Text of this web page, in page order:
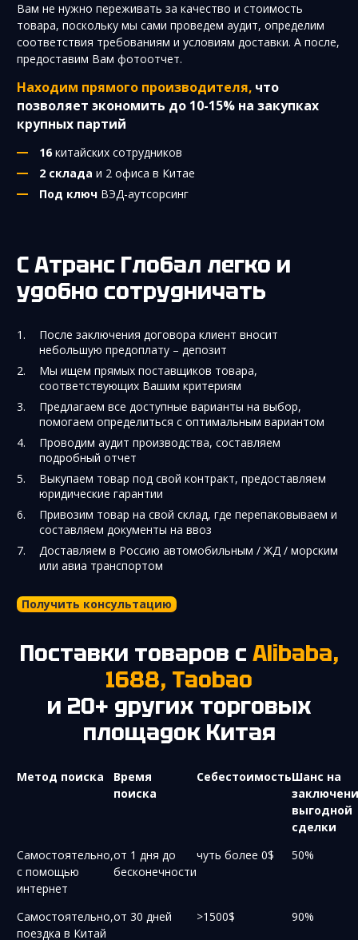
Вам не нужно переживать за качество и стоимость
товара, поскольку мы сами проведем аудит, определим
соответствия требованиям и условиям доставки. А после,
предоставим Вам фотоотчет.
Находим прямого производителя, что
позволяет экономить до 10-15% на закупках
крупных партий
16китайских сотрудников
2 склада и 2 офиса в Китае
Под ключ ВЭД-аутсорсинг
С Атранс Глобал легко и
удобно сотрудничать
После заключения договора клиент вносит
небольшую предоплату – депозит
Мы ищем прямых поставщиков товара,
соответствующих Вашим критериям
Предлагаем все доступные варианты на выбор,
помогаем определиться с оптимальным вариантом
Проводим аудит производства, составляем
подробный отчет
Выкупаем товар под свой контракт, предоставляем
юридические гарантии
Привозим товар на свой склад, где перепаковываем и
составляем документы на ввоз
Доставляем в Россию автомобильным / ЖД / морским
или авиа транспортом
Получить консультацию
Поставки товаров с Alibaba,
1688, Taobao
и 20+ других торговых
площадок Китая
Метод поиска
Время
поиска
СебестоимостьШанс на
выгодной
сделки
Самостоятельно,
с помощью
интернет
от 1 дня до
бесконечности
чуть более 0$ 50%
Самостоятельно,
поездка в Китай
от 30 дней >1500$ 90%